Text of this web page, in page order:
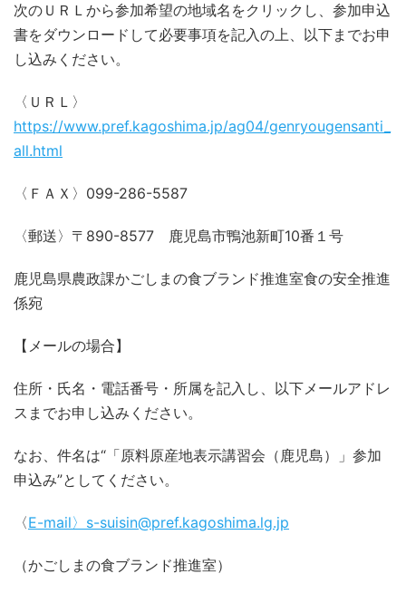
次のＵＲＬから参加希望の地域名をクリックし、参加申込
書をダウンロードして必要事項を記入の上、以下までお申
し込みください。
〈ＵＲＬ〉
https://www.pref.kagoshima.jp/ag04/genryougensanti_
all.html
〈ＦＡＸ〉099-286-5587
〈郵送〉〒890-8577 鹿児島市鴨池新町10番１号
鹿児島県農政課かごしまの食ブランド推進室食の安全推進
係宛
【メールの場合】
住所・氏名・電話番号・所属を記入し、以下メールアドレ
スまでお申し込みください。
なお、件名は“「原料原産地表示講習会（鹿児島）」参加
申込み”としてください。
〈E-mail〉s-suisin@pref.kagoshima.lg.jp
（かごしまの食ブランド推進室）